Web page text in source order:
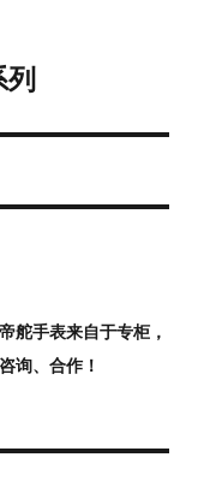
列
舵手表来自于专柜，
询、合作！